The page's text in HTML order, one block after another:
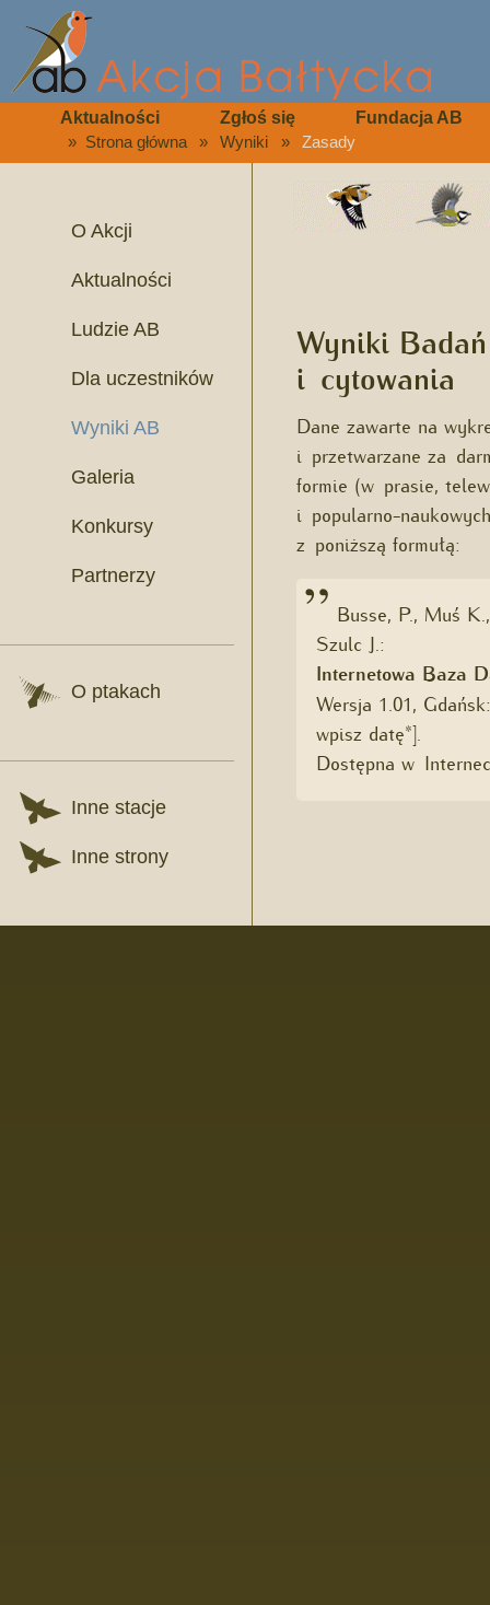
Aktualności Zgłoś się Fundacja AB
» Strona główna » Wyniki » Zasady
O Akcji
Aktualności
Ludzie AB
Dla uczestników
Wyniki AB
Galeria
Konkursy
Partnerzy
O ptakach
Inne stacje
Inne strony
Wyniki
i cytowania
Dane zawarte na
i przetwarzane za
formie (w prasie,
i popularno-
z poniższą formułą:
Busse, P., Muś
Szulc J.:
Internetowa Baza
Wersja 1.01,
wpisz datę*].
Dostępna w